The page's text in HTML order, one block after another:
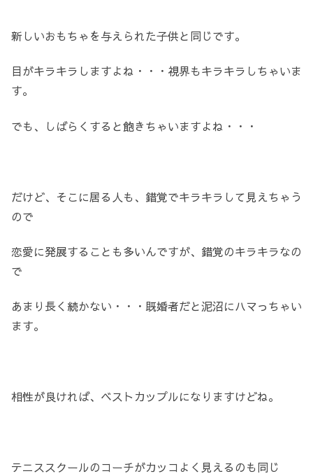
新しいおもちゃを与えられた子供と同じです。
目がキラキラしますよね・・・視界もキラキラしちゃいま
す。
でも、しばらくすると飽きちゃいますよね・・・
だけど、そこに居る人も、錯覚でキラキラして見えちゃう
ので
恋愛に発展することも多いんですが、錯覚のキラキラなの
で
あまり長く続かない・・・既婚者だと泥沼にハマっちゃい
ます。
相性が良ければ、ベストカップルになりますけどね。
テニススクールのコーチがカッコよく見えるのも同じ